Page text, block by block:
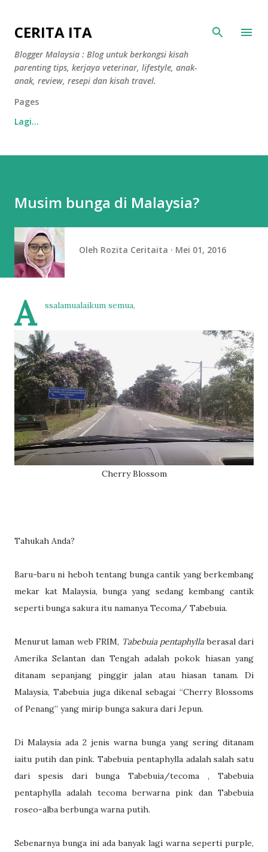
CERITA ITA
Blogger Malaysia : Blog untuk berkongsi kisah
parenting tips, kerjaya veterinar, lifestyle, anak-
anak, review, resepi dan kisah travel.
Pages
Lagi…
Musim bunga di Malaysia?
Oleh Rozita Ceritaita Mei 01, 2016
A ssalamualaikum semua,
Cherry Blossom
Tahukah Anda?
Baru-baru ni heboh tentang bunga cantik yang berkembang
mekar kat Malaysia, bunga yang sedang kembang cantik
seperti bunga sakura itu namanya Tecoma/ Tabebuia.
Menurut laman web FRIM, Tabebuia pentaphyllaberasal dari
Amerika Selantan dan Tengah adalah pokok hiasan yang
ditanam sepanjang pinggir jalan atau hiasan tanam. Di
Malaysia, Tabebuia juga dikenal sebagai “Cherry Blossoms
of Penang” yang mirip bunga sakura dari Jepun.
Di Malaysia ada 2 jenis warna bunga yang sering ditanam
iaitu putih dan pink. Tabebuia pentaphylla adalah salah satu
dari spesis dari bunga Tabebuia/tecoma , Tabebuia
pentaphylla adalah tecoma berwarna pink dan Tabebuia
roseo-alba berbunga warna putih.
Sebenarnya bunga ini ada banyak lagi warna seperti purple,